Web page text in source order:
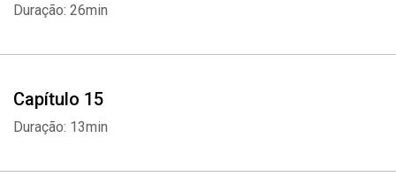
Duração: 26min
Capítulo 15
Duração: 13min